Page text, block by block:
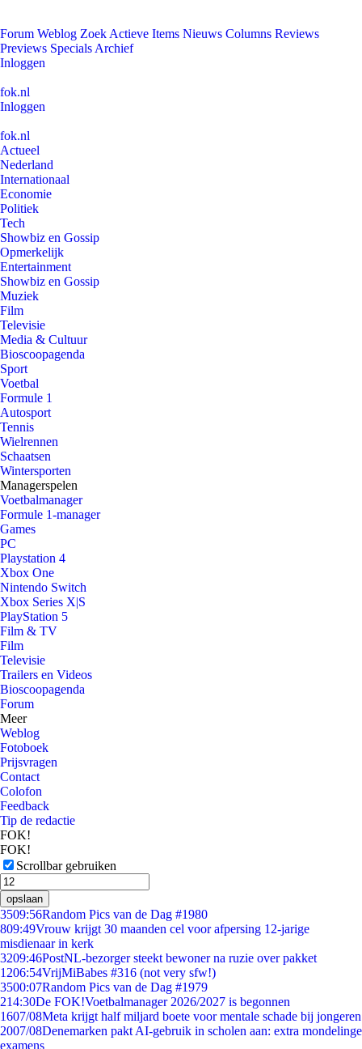
Forum Weblog Zoek Actieve Items Nieuws Columns Reviews
Previews Specials Archief
Inloggen
fok.nl
Inloggen
fok.nl
Actueel
Nederland
Internationaal
Economie
Politiek
Tech
Showbiz en Gossip
Opmerkelijk
Entertainment
Showbiz en Gossip
Muziek
Film
Televisie
Media & Cultuur
Bioscoopagenda
Sport
Voetbal
Formule 1
Autosport
Tennis
Wielrennen
Schaatsen
Wintersporten
Managerspelen
Voetbalmanager
Formule 1-manager
Games
PC
Playstation 4
Xbox One
Nintendo Switch
Xbox Series X|S
PlayStation 5
Film & TV
Film
Televisie
Trailers en Videos
Bioscoopagenda
Forum
Meer
Weblog
Fotoboek
Prijsvragen
Contact
Colofon
Feedback
Tip de redactie
FOK!
FOK!
Scrollbar gebruiken
opslaan
3509:56Random Pics van de Dag #1980
809:49Vrouw krijgt 30 maanden cel voor afpersing 12-jarige
misdienaar in kerk
3209:46PostNL-bezorger steekt bewoner na ruzie over pakket
1206:54VrijMiBabes #316 (not very sfw!)
3500:07Random Pics van de Dag #1979
214:30De FOK!Voetbalmanager 2026/2027 is begonnen
1607/08Meta krijgt half miljard boete voor mentale schade bij jongeren
2007/08Denemarken pakt AI-gebruik in scholen aan: extra mondelinge
examens